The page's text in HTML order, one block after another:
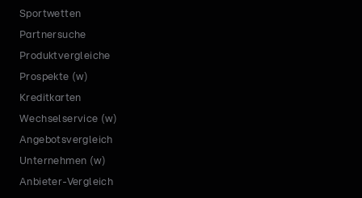
Sportwetten
Partnersuche
Produktvergleiche
Prospekte (w)
Kreditkarten
Wechselservice (w)
Angebotsvergleich
Unternehmen (w)
Anbieter-Vergleich